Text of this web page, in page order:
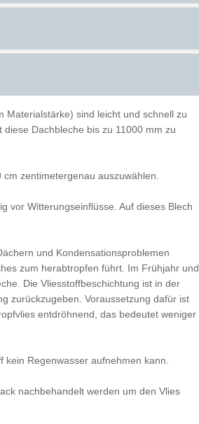
Materialstärke) sind leicht und schnell zu
Dachbleche bis zu 11000 mm zu
zentimetergenau auszuwählen.
vor Witterungseinflüsse. Auf dieses Blech
und Kondensationsproblemen
zum herabtropfen führt. Im Frühjahr und
Die Vliesstoffbeschichtung ist in der
zurückzugeben. Voraussetzung dafür ist
entdröhnend, das bedeutet weniger
Regenwasser aufnehmen kann.
nachbehandelt werden um den Vlies